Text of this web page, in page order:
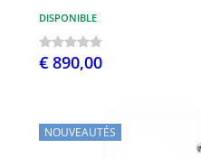
DISPONIBLE
€ 890,00
NOUVEAUTÉS